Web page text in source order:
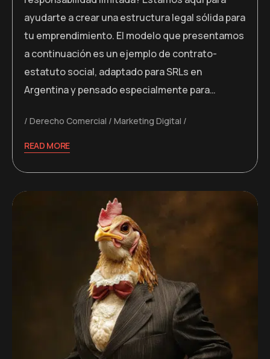
ayudarte a crear una estructura legal sólida para
tu emprendimiento. El modelo que presentamos
a continuación es un ejemplo de contrato-
estatuto social, adaptado para SRLs en
Argentina y pensado especialmente para…
Derecho Comercial Marketing Digital
READ MORE